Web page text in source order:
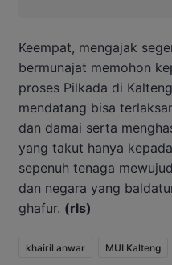
Keempat, mengajak
bermunajat memohon
proses Pilkada di
mendatang bisa
dan damai serta
yang takut hanya
sepenuh tenaga
dan negara yang
ghafur. (rls)
khairil anwar MUI Kalteng